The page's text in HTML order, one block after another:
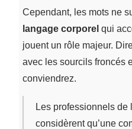
Cependant, les mots ne
langage corporel qui
jouent un rôle majeur.
avec les sourcils froncés
conviendrez.
Les professionnels de
considèrent qu’une